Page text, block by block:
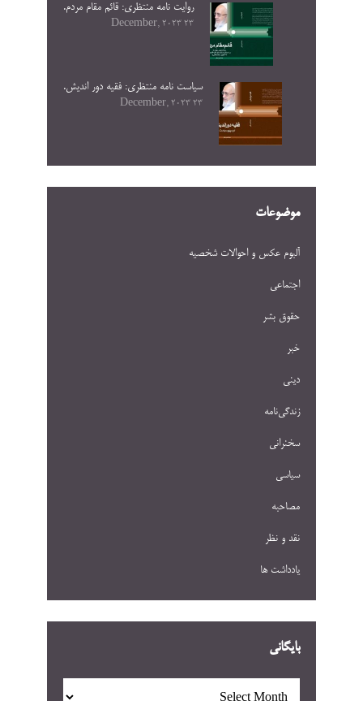
روایت نامه منتظری: قائم مقام مردم.
23 December, 2023
سیاست نامه منتظری: فقیه دور اندیش.
23 December, 2023
موضوعات
آلبوم عکس و احوالات شخصيه
اجتماعی
حقوق بشر
خبر
دینی
زندگی‌نامه
سخنرانی
سیاسی
مصاحبه
نقد و نظر
یادداشت ها
بایگانی